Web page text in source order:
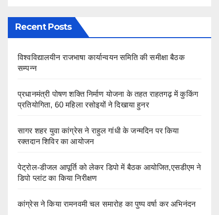
Recent Posts
विश्वविद्यालयीन राजभाषा कार्यान्वयन समिति की समीक्षा बैठक
सम्पन्न
प्रधानमंत्री पोषण शक्ति निर्माण योजना के तहत राहतगढ़ में कुकिंग
प्रतियोगिता, 60 महिला रसोइयों ने दिखाया हुनर
सागर शहर युवा कांग्रेस ने राहुल गांधी के जन्मदिन पर किया
रक्तदान शिविर का आयोजन
पेट्रोल-डीजल आपूर्ति को लेकर डिपो में बैठक आयोजित,एसडीएम ने
डिपो प्लांट का किया निरीक्षण
कांग्रेस ने किया रामनवमी चल समारोह का पुष्प वर्षा कर अभिनंदन